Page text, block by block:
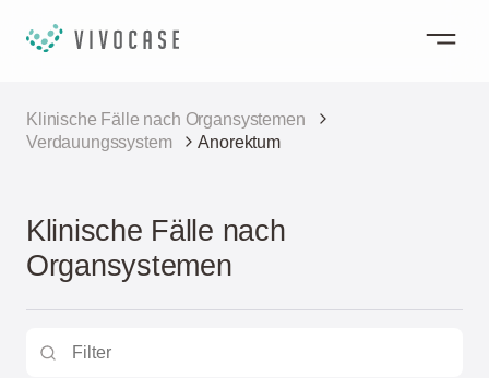
Klinische Fälle nach Organsystemen
Verdauungssystem
Anorektum
Klinische Fälle nach
Organsystemen